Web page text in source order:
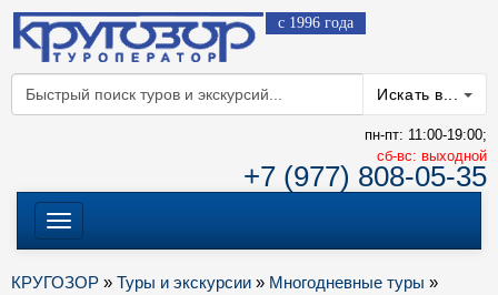
с 1996 года
Искать в...
пн-пт: 11:00-19:00;
cб-вс: выходной
+7 (977) 808-05-35
Меню
КРУГОЗОР » Туры и экскурсии » Многодневные туры »